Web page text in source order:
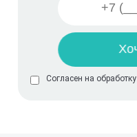
Согласен на обработку